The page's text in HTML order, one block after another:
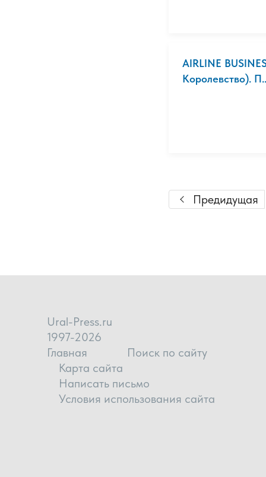
AIRLINE
Королевство).
Предидущая
Ural-Press.ru
1997-2026
Главная
Поиск по сайту
Карта сайта
Написать письмо
Условия использования сайта